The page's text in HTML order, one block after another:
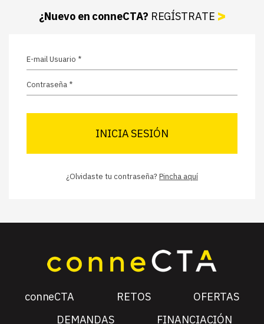
¿Nuevo en conneCTA? REGÍSTRATE
INICIA SESIÓN
¿Olvidaste tu contraseña?Pincha aquí
conneCTA RETOS
OFERTAS
DEMANDAS
FINANCIACIÓN